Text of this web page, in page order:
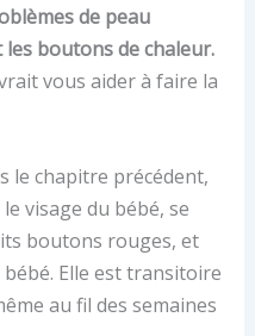
de peau
les boutons de chaleur.
vous aider à faire la
le chapitre précédent,
visage du bébé, se
boutons rouges, et
Elle est transitoire
au fil des semaines